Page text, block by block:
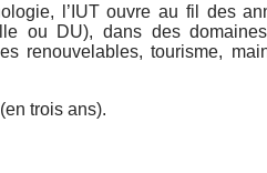
l’IUT ouvre au fil des
ou DU), dans des
renouvelables, tourisme,
trois ans).